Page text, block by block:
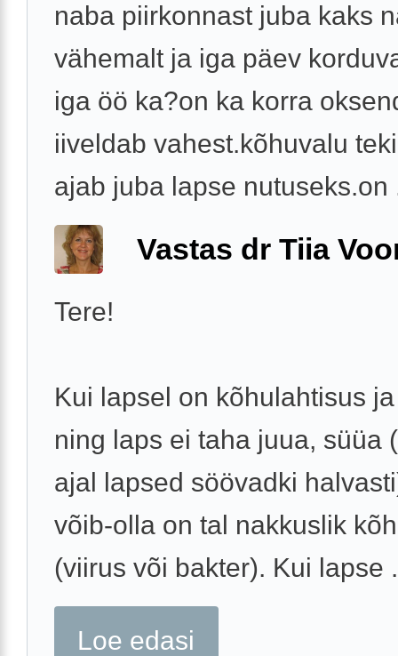
naba piirkonnast juba kaks
vähemalt ja iga päev
iga öö ka?on ka korra
iiveldab vahest.kõhuvalu
ajab juba lapse nutuseks.on
Vastas dr Tiia
Tere!
Kui lapsel on kõhulahtisus
ning laps ei taha juua, süüa
ajal lapsed söövadki
võib-olla on tal nakkuslik
(viirus või bakter). Kui lapse
Loe edasi